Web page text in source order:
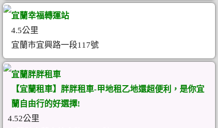
宜蘭幸福轉運站
4.5公里
宜蘭市宜興路一段117號
宜蘭胖胖租車
【宜蘭租車】胖胖租車-甲地租乙地還超便利，是你宜
蘭自由行的好選擇!
4.52公里